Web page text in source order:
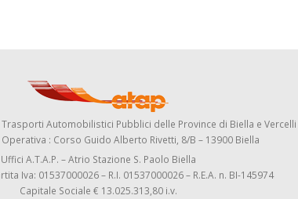
Automobilistici Pubblici delle Province di Biella e Vercelli
Operativa : Corso Guido Alberto Rivetti, 8/B – 13900 Biella
Uffici A.T.A.P. – Atrio Stazione S. Paolo Biella
Iva: 01537000026 – R.I. 01537000026 – R.E.A. n. BI-145974
Capitale Sociale € 13.025.313,80 i.v.